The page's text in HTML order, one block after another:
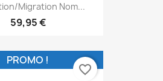
Migration Nom...
59,95 €
PROMO !
favorite_border